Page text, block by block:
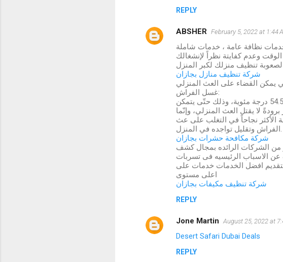
REPLY
ABSHER February 5, 2022 at 1:44
نظافة عامة ، خدمات شاملة
وعدم كفايتة نظراً لإنشغالك
تنظيف منزلك لكبر المنزل
شركة تنظيف منازل بجازان
يمكن القضاء على العث المنزلي
غسل الفراش:
يجب غسل الفراش كلّ أسبوع أو أسبوعين، كما يجب أن تكون درجة حرارة الماء 54.5 درجة مئوية، وذلك حتّى يتمكن
لا يقتل العث المنزلي، وإنّما
الأكثر نجاحاً في التغلب على عث
الفراش وتقليل تواجده في المنزل.
شركة مكافحة حشرات بجازان
الشركات الرائده بمجال كشف
الاسباب الرئيسيه فى تسربات
بتقديم افضل الخدمات خدمات على
اعلى مستوى
شركة تنظيف مكيفات بجازان
REPLY
Jone Martin August 25, 2022 at
Desert Safari Dubai Deals
REPLY